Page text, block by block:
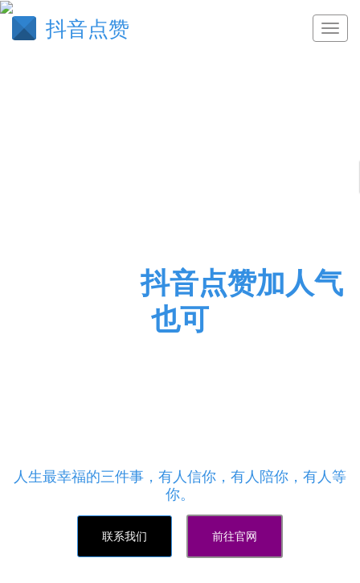
抖音点赞
骨瘦如柴抖音点赞加人气
也可
人生最幸福的三件事，有人信你，有人陪你，有人等
你。
联系我们 前往官网